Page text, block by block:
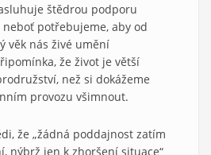
štědrou podporu
potřebujeme, aby od
věk nás živé umění
že život je větší
než si dokážeme
provozu všimnout.
že „žádná poddajnost zatím
nýbrž jen k zhoršení situace“